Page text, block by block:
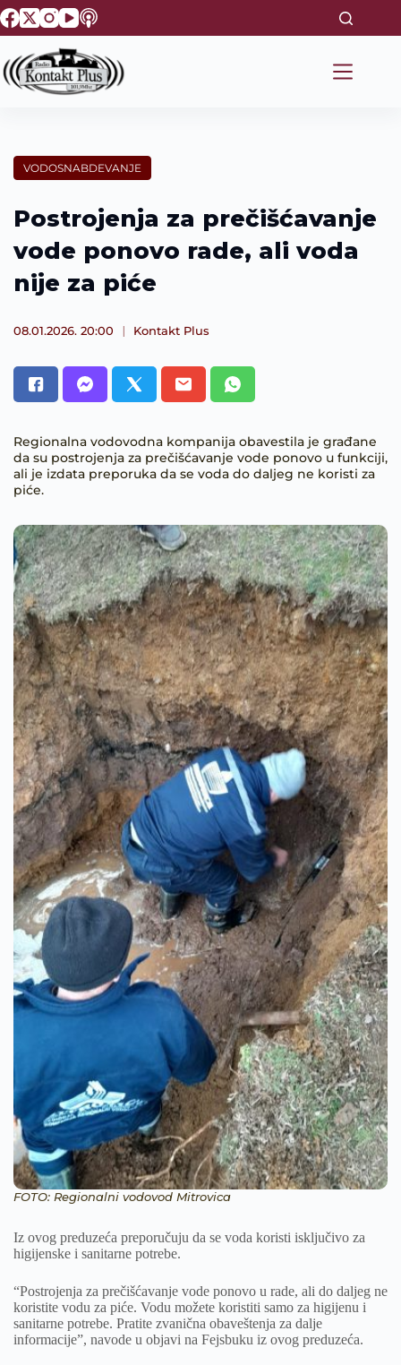
S
k
p
t
e
t
VODOSNABDEVANJE
Postrojenja za prečišćavanje
vode ponovo rade, ali voda
nije za piće
08.01.2026. 20:00 Kontakt Plus
Regionalna vodovodna kompanija obavestila je građane
da su postrojenja za prečišćavanje vode ponovo u funkciji,
ali je izdata preporuka da se voda do daljeg ne koristi za
piće.
FOTO: Regionalni vodovod Mitrovica
Iz ovog preduzeća preporučuju da se voda koristi isključivo za
higijenske i sanitarne potrebe.
“Postrojenja za prečišćavanje vode ponovo u rade, ali do daljeg ne
koristite vodu za piće. Vodu možete koristiti samo za higijenu i
sanitarne potrebe. Pratite zvanična obaveštenja za dalje
informacije”, navode u objavi na Fejsbuku iz ovog preduzeća.